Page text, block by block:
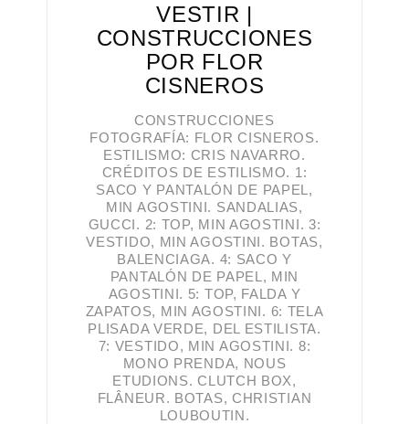
VESTIR |
CONSTRUCCIONES
POR FLOR
CISNEROS
CONSTRUCCIONES
FOTOGRAFÍA: FLOR CISNEROS.
ESTILISMO: CRIS NAVARRO.
CRÉDITOS DE ESTILISMO. 1:
SACO Y PANTALÓN DE PAPEL,
MIN AGOSTINI. SANDALIAS,
GUCCI. 2: TOP, MIN AGOSTINI. 3:
VESTIDO, MIN AGOSTINI. BOTAS,
BALENCIAGA. 4: SACO Y
PANTALÓN DE PAPEL, MIN
AGOSTINI. 5: TOP, FALDA Y
ZAPATOS, MIN AGOSTINI. 6: TELA
PLISADA VERDE, DEL ESTILISTA.
7: VESTIDO, MIN AGOSTINI. 8:
MONO PRENDA, NOUS
ETUDIONS. CLUTCH BOX,
FLÂNEUR. BOTAS, CHRISTIAN
LOUBOUTIN.